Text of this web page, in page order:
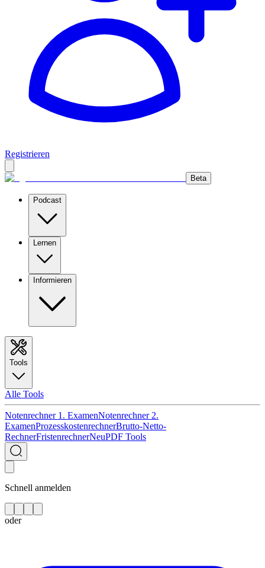
Registrieren
Beta
Podcast
Lernen
Informieren
Tools
Alle Tools
Notenrechner 1. ExamenNotenrechner 2.
ExamenProzesskostenrechnerBrutto-Netto-
RechnerFristenrechnerNeuPDF Tools
Schnell anmelden
oder